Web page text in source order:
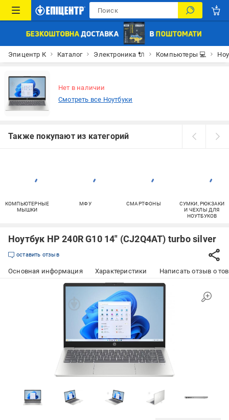
Эпицентр К Каталог Электроника 🔌 Компьютеры 💻
Нет в наличии
Смотреть все Ноутбуки
Также покупают из категорий
КОМПЬЮТЕРНЫЕ
МЫШКИ
МФУ СМАРТФОНЫ
СУМКИ, РЮКЗАКИ
И ЧЕХЛЫ ДЛЯ
НОУТБУКОВ
Ноутбук HP 240R G10 14" (CJ2Q4AT) turbo silver
оставить отзыв
Основная информация Характеристики Написать отзыв о